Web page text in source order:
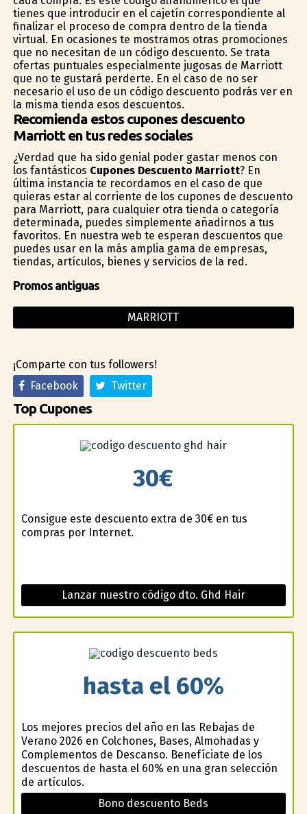
tienes que introducir en el cajetín correspondiente al
finalizar el proceso de compra dentro de la tienda
virtual. En ocasiones te mostramos otras promociones
que no necesitan de un código descuento. Se trata
ofertas puntuales especialmente jugosas de Marriott
que no te gustará perderte. En el caso de no ser
necesario el uso de un código descuento podrás ver en
la misma tienda esos descuentos.
Recomienda estos cupones descuento
Marriott en tus redes sociales
¿Verdad que ha sido genial poder gastar menos con
los fantásticos Cupones Descuento Marriott? En
última instancia te recordamos en el caso de que
quieras estar al corriente de los cupones de descuento
para Marriott, para cualquier otra tienda o categoría
determinada, puedes simplemente añadirnos a tus
favoritos. En nuestra web te esperan descuentos que
puedes usar en la más amplia gama de empresas,
tiendas, artículos, bienes y servicios de la red.
Promos antiguas
MARRIOTT
¡Comparte con tus followers!
Facebook
Twitter
Top Cupones
30€
Consigue este descuento extra de 30€ en tus
compras por Internet.
Lanzar nuestro código dto. Ghd Hair
hasta el 60%
Los mejores precios del año en las Rebajas de
Verano 2026 en Colchones, Bases, Almohadas y
Complementos de Descanso. Benefíciate de los
descuentos de hasta el 60% en una gran selección
de artículos.
Bono descuento Beds